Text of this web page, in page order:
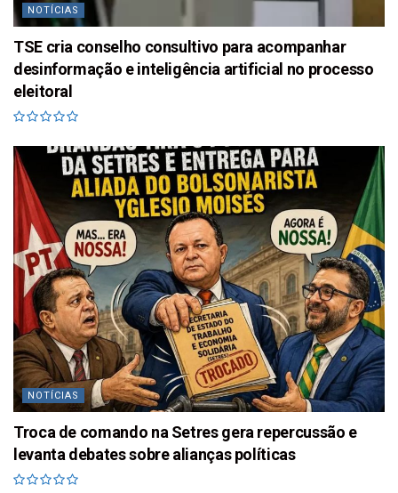
NOTÍCIAS
TSE cria conselho consultivo para acompanhar
desinformação e inteligência artificial no processo
eleitoral
NOTÍCIAS
Troca de comando na Setres gera repercussão e
levanta debates sobre alianças políticas